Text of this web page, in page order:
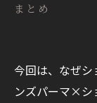
まとめ
今回は、なぜ
ンズパーマ×シ